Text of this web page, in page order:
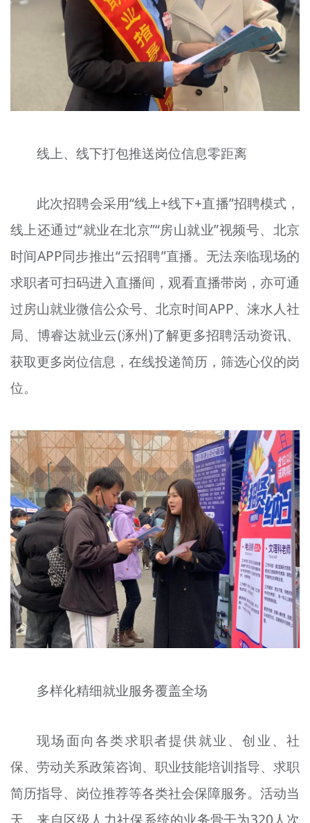
线上、线下打包推送岗位信息零距离
此次招聘会采用“线上+线下+直播”招聘模式，
线上还通过“就业在北京”“房山就业”视频号、北京
时间APP同步推出“云招聘”直播。无法亲临现场的
求职者可扫码进入直播间，观看直播带岗，亦可通
过房山就业微信公众号、北京时间APP、涞水人社
局、 博睿达就业云(涿州)了解更多招聘活动资讯、
获取更多岗位信息，在线投递简历，筛选心仪的岗
位。
多样化精细就业服务覆盖全场
现场面向各类求职者提供就业、创业、社
保、劳动关系政策咨询、职业技能培训指导、求职
简历指导、岗位推荐等各类社会保障服务。活动当